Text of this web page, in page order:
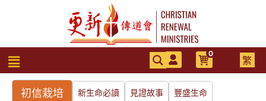
要
內選
單
0
繁
初信栽培 新生命必讀 見證故事 豐盛生命